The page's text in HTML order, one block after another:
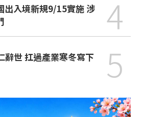
出入境新規9/15實施 涉
4
辭世 扛過產業寒冬寫下
5